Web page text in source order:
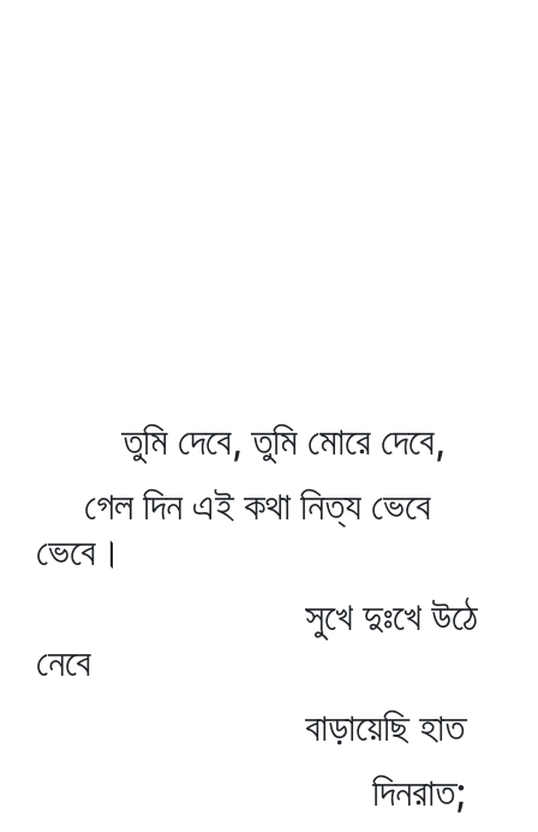
তুমি দেবে, তুমি মোরে দেবে,
গেল দিন এই কথা নিত্য ভেবে
ভেবে।
সুখে দুঃখে উঠে
নেবে
বাড়ায়েছি হাত
দিনরাত;